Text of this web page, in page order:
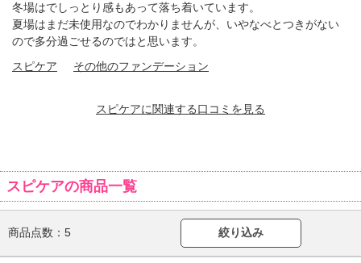
冬場はでしっとり感もあって落ち着いています。
夏場はまだ未使用なのでわかりませんが、いやなべとつきがない
ので多分過ごせるのではと思います。
スピケア
その他のファンデーション
スピケアに関連する口コミを見る
スピケアの商品一覧
商品点数： 5 絞り込み